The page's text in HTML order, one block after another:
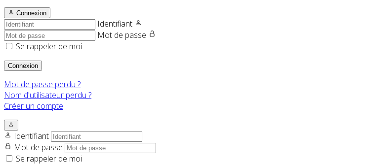
Connexion
Identifiant
Mot de passe
Se rappeler de moi
Connexion
Mot de passe perdu ?
Nom d'utilisateur perdu ?
Créer un compte
Identifiant
Mot de passe
Se rappeler de moi